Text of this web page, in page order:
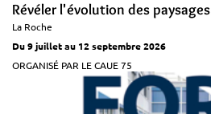
Révéler l'évolution des paysages
La Roche
Du 9 juillet au 12 septembre 2026
ORGANISÉ PAR LE CAUE 75